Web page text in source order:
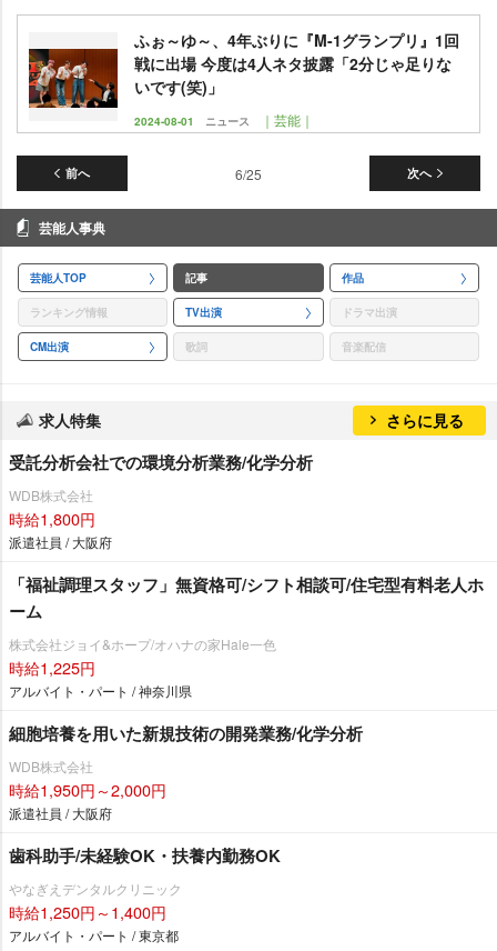
ふぉ～ゆ～、4年ぶりに『M-1グランプリ』1回
戦に出場 今度は4人ネタ披露「2分じゃ足りな
いです(笑)」
2024-08-01 ニュース ｜芸能｜
前へ 次へ
6/25
芸能人事典
芸能人TOP 記事 作品
ランキング情報 TV出演 ドラマ出演
CM出演 歌詞 音楽配信
求人特集 さらに見る
受託分析会社での環境分析業務/化学分析
WDB株式会社
時給1,800円
派遣社員 / 大阪府
「福祉調理スタッフ」無資格可/シフト相談可/住宅型有料老人ホ
ーム
株式会社ジョイ&ホープ/オハナの家Hale一色
時給1,225円
アルバイト・パート / 神奈川県
細胞培養を用いた新規技術の開発業務/化学分析
WDB株式会社
時給1,950円～2,000円
派遣社員 / 大阪府
歯科助手/未経験OK・扶養内勤務OK
なぎえデンタルクリニック
時給1,250円～1,400円
アルバイト・パート / 東京都